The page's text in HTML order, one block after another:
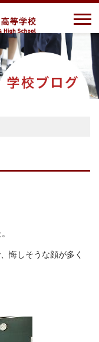
悔しそうな顔が多く